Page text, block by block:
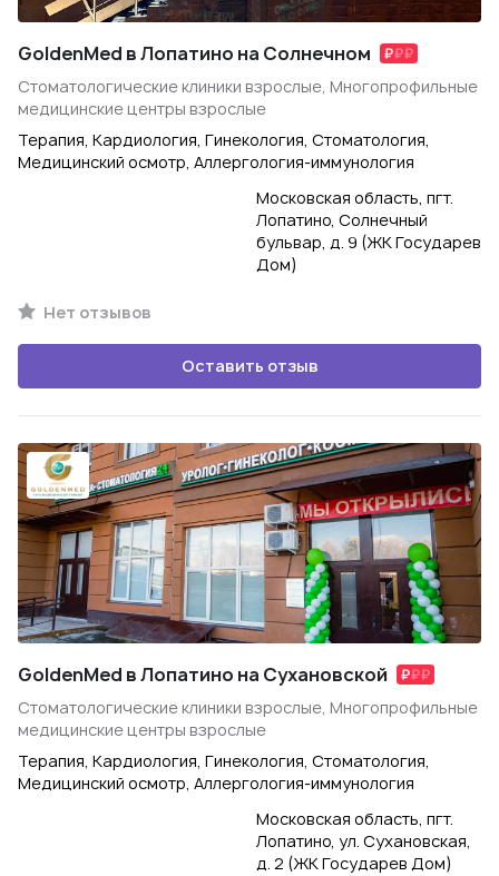
GoldenMed в Лопатино на Солнечном
Стоматологические клиники взрослые, Многопрофильные
медицинские центры взрослые
Терапия, Кардиология, Гинекология, Стоматология,
Медицинский осмотр, Аллергология-иммунология
Московская область, пгт.
Лопатино, Солнечный
бульвар, д. 9 (ЖК Государев
Дом)
Нет отзывов
Оставить отзыв
GoldenMed в Лопатино на Сухановской
Стоматологические клиники взрослые, Многопрофильные
медицинские центры взрослые
Терапия, Кардиология, Гинекология, Стоматология,
Медицинский осмотр, Аллергология-иммунология
Московская область, пгт.
Лопатино, ул. Сухановская,
д. 2 (ЖК Государев Дом)